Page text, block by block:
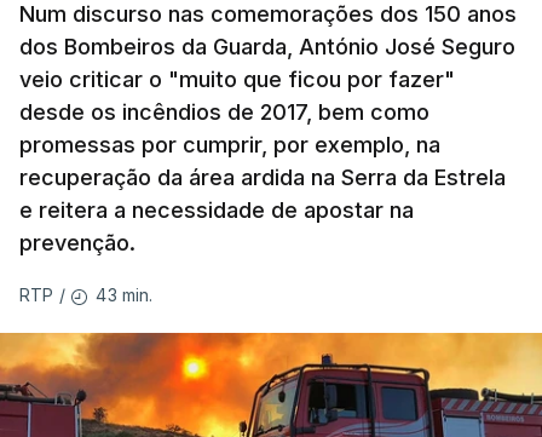
Num discurso nas comemorações dos 150 anos
dos Bombeiros da Guarda, António José Seguro
veio criticar o "muito que ficou por fazer"
desde os incêndios de 2017, bem como
promessas por cumprir, por exemplo, na
recuperação da área ardida na Serra da Estrela
e reitera a necessidade de apostar na
prevenção.
RTP / 43 min.